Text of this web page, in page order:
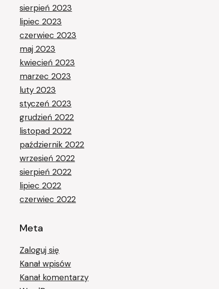
sierpień 2023
lipiec 2023
czerwiec 2023
maj 2023
kwiecień 2023
marzec 2023
luty 2023
styczeń 2023
grudzień 2022
listopad 2022
październik 2022
wrzesień 2022
sierpień 2022
lipiec 2022
czerwiec 2022
Meta
Zaloguj się
Kanał wpisów
Kanał komentarzy